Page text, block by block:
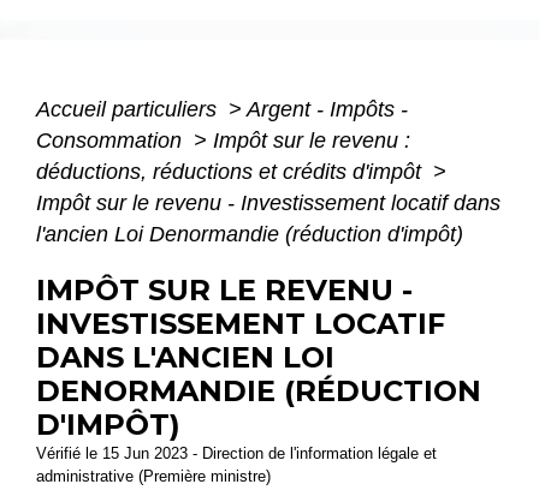
Accueil particuliers > Argent - Impôts -
Consommation > Impôt sur le revenu :
déductions, réductions et crédits d'impôt >
Impôt sur le revenu - Investissement locatif dans
l'ancien Loi Denormandie (réduction d'impôt)
IMPÔT SUR LE REVENU -
INVESTISSEMENT LOCATIF
DANS L'ANCIEN LOI
DENORMANDIE (RÉDUCTION
D'IMPÔT)
Vérifié le 15 Jun 2023 - Direction de l'information légale et
administrative (Première ministre)